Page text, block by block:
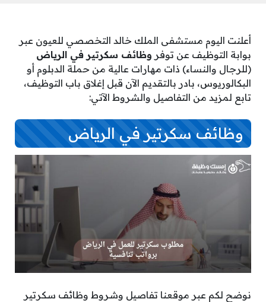
أعلنت اليوم مستشفى الملك خالد التخصصي للعيون عبر
بوابة التوظيف عن توفر وظائف سكرتير في الرياض
(للرجال والنساء) ذات مهارات عالية من حملة الدبلوم أو
البكالوريوس، بادر بالتقديم الآن قبل إغلاق باب التوظيف،
تابع لمزيد من التفاصيل والشروط الآتي:
وظائف سكرتير في الرياض
نوضح لكم عبر موقعنا تفاصيل وشروط وظائف سكرتير